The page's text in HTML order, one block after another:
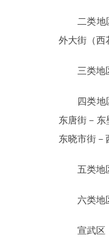
二类地区
外大街（西
三类地区
四类地区
东唐街－
东晓市街－
五类地区
六类地区
宣武区